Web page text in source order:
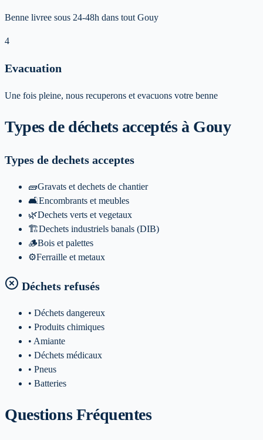
Benne livree sous 24-48h dans tout Gouy
4
Evacuation
Une fois pleine, nous recuperons et evacuons votre benne
Types de déchets acceptés à Gouy
Types de dechets acceptes
🧱Gravats et dechets de chantier
🛋️Encombrants et meubles
🌿Dechets verts et vegetaux
🏗️Dechets industriels banals (DIB)
🪵Bois et palettes
⚙️Ferraille et metaux
Déchets refusés
• Déchets dangereux
• Produits chimiques
• Amiante
• Déchets médicaux
• Pneus
• Batteries
Questions Fréquentes